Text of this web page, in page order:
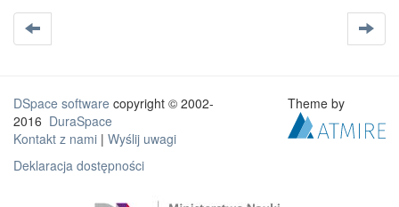
DSpace software copyright © 2002-
2016 DuraSpace
Kontakt z nami | Wyślij uwagi
Deklaracja dostępności
Theme by